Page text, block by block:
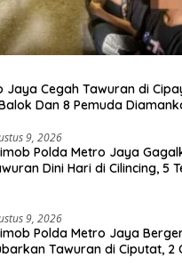
Jaya Cegah Tawuran di
Dan 8 Pemuda
9, 2026
Polda Metro Jaya
Dini Hari di Cilincing, 5
9, 2026
Polda Metro Jaya
Tawuran di Ciputat, 2